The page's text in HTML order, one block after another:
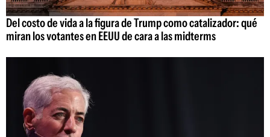
Del costo de vida a la figura de Trump como catalizador: qué
miran los votantes en EEUU de cara a las midterms